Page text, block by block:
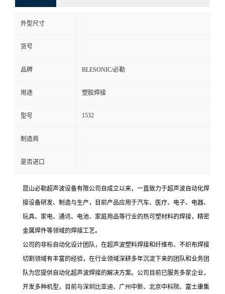
外型尺寸
货号
品牌 BLESONIC/必勒
用途 塑胶焊接
型号 1532
制造商
是否进口
昆山必勒超声波设备有限公司自成立以来，一直致力于超声波自动化焊
接设备研发、制造与生产，目前产品应用于汽车、医疗、电子、电器、
玩具、家电、通讯、电池、家庭用品等行业的热可塑材料的焊接，精密
金属焊件等领域的焊接工艺。
公司的非标自动化设计团队，在超声波塑料焊接和纤维布、不织布焊接
切割领域有丰富的经验，在行业领域深耕多年沉淀下来的团队和业务团
队为您提供自动化超声波焊接的解决方案。公司目前已服务多家企业，
开发多种机型，目前与深圳比亚迪、广州中新、北京中科院、富士康集